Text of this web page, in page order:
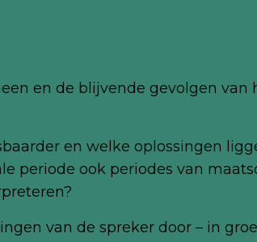
en de blijvende gevolgen van
en welke oplossingen
periode ook periodes van
van de spreker door – in